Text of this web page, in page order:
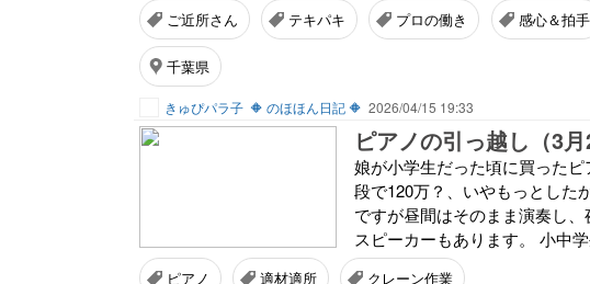
ご近所さん テキパキ プロの働き 感心＆拍手
千葉県
きゅぴパラ子 🔶 のほほん日記 🔶 2026/04/15 19:33
ピアノの引っ越し（3月
娘が小学生だった頃に買った
段で120万？、いやもっとした
ですが昼間はそのまま演奏し
スピーカーもあります。 小中
ピアノ 適材適所 クレーン作業